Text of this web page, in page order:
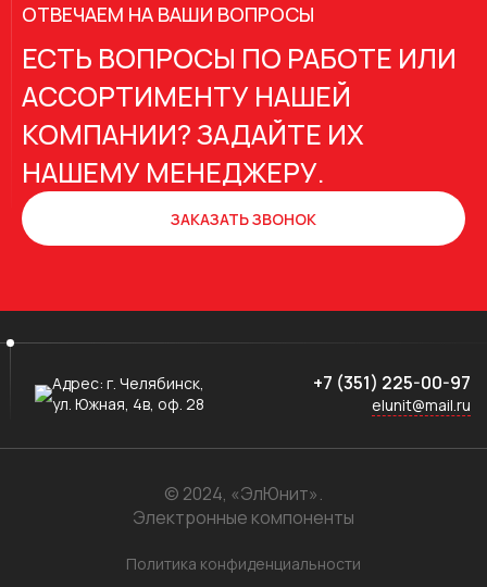
ОТВЕЧАЕМ НА ВАШИ ВОПРОСЫ
ЕСТЬ ВОПРОСЫ ПО РАБОТЕ ИЛИ
АССОРТИМЕНТУ НАШЕЙ
КОМПАНИИ? ЗАДАЙТЕ ИХ
НАШЕМУ МЕНЕДЖЕРУ.
ЗАКАЗАТЬ ЗВОНОК
Адрес: г. Челябинск,
ул. Южная, 4в, оф. 28
+7 (351) 225-00-97
elunit@mail.ru
© 2024, «ЭлЮнит».
Электронные компоненты
Политика конфиденциальности